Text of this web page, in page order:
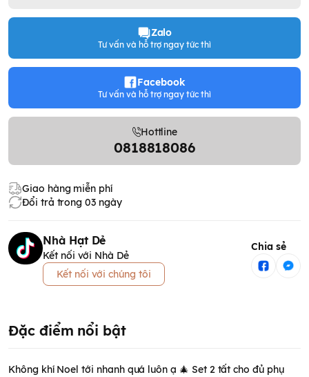
Zalo
Tư vấn và hỗ trợ ngay tức thì
Facebook
Tư vấn và hỗ trợ ngay tức thì
Hottline
0818818086
Giao hàng miễn phí
Đổi trả trong 03 ngày
Nhà Hạt Dẻ
Kết nối với Nhà Dẻ
Kết nối với chúng tôi
Chia sẻ
Đặc điểm nổi bật
Không khí Noel tới nhanh quá luôn ạ 🎄 Set 2 tất cho đủ phụ